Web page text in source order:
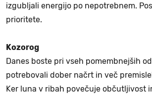
izgubljali energijo po nepotrebnem.
prioritete.
Kozorog
Danes boste pri vseh pomembnejših
potrebovali dober načrt in več
Ker luna v ribah povečuje občutljivost